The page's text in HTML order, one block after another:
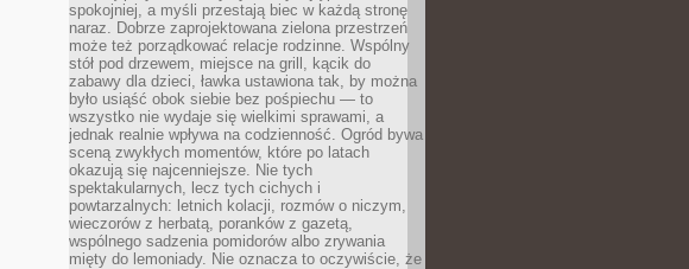
spokojniej, a myśli przestają biec w każdą stronę
naraz. Dobrze zaprojektowana zielona przestrzeń
może też porządkować relacje rodzinne. Wspólny
stół pod drzewem, miejsce na grill, kącik do
zabawy dla dzieci, ławka ustawiona tak, by można
było usiąść obok siebie bez pośpiechu — to
wszystko nie wydaje się wielkimi sprawami, a
jednak realnie wpływa na codzienność. Ogród bywa
sceną zwykłych momentów, które po latach
okazują się najcenniejsze. Nie tych
spektakularnych, lecz tych cichych i
powtarzalnych: letnich kolacji, rozmów o niczym,
wieczorów z herbatą, poranków z gazetą,
wspólnego sadzenia pomidorów albo zrywania
mięty do lemoniady. Nie oznacza to oczywiście, że